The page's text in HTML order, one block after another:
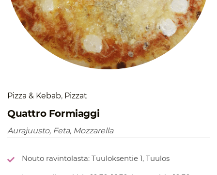
Pizza & Kebab, Pizzat
Quattro Formiaggi
Aurajuusto, Feta, Mozzarella
Nouto ravintolasta: Tuuloksentie 1, Tuulos